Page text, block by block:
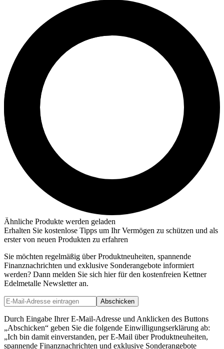
Ähnliche Produkte werden geladen
Erhalten Sie kostenlose Tipps um Ihr Vermögen zu schützen und als
erster von neuen Produkten zu erfahren
Sie möchten regelmäßig über Produktneuheiten, spannende
Finanznachrichten und exklusive Sonderangebote informiert
werden? Dann melden Sie sich hier für den kostenfreien Kettner
Edelmetalle Newsletter an.
Abschicken
Durch Eingabe Ihrer E-Mail-Adresse und Anklicken des Buttons
„Abschicken“ geben Sie die folgende Einwilligungserklärung ab:
„Ich bin damit einverstanden, per E-Mail über Produktneuheiten,
spannende Finanznachrichten und exklusive Sonderangebote